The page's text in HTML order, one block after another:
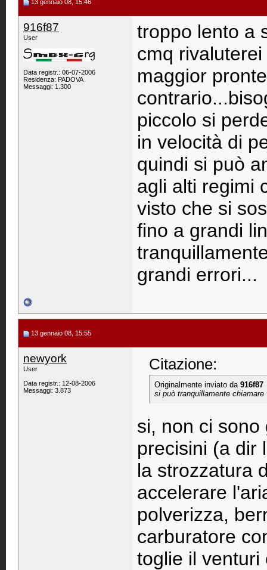
13 gennaio 08, 15:46
916f87
User
Data registr.: 06-07-2006
Residenza: PADOVA
Messaggi: 1.300
troppo lento a
cmq
maggior
piccolo si
in velocità di
quindi si può
agli alti regimi
visto che si
fino a grandi
grandi errori...
13 gennaio 08, 15:55
newyork
User
Data registr.: 12-08-2006
Messaggi: 3.873
Citazione:
Originalmente inviato da 916f87
si può tranquillamente
si, non ci
precisini (a dir
la strozzatura
accelerare
polverizza,
carburatore
toglie il